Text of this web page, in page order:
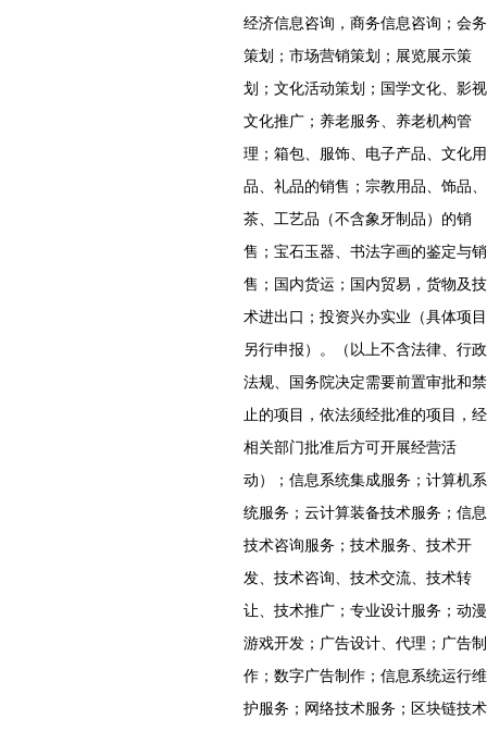
经济信息咨询，商务信息咨询；会务
策划；市场营销策划；展览展示策
划；文化活动策划；国学文化、影视
文化推广；养老服务、养老机构管
理；箱包、服饰、电子产品、文化用
品、礼品的销售；宗教用品、饰品、
茶、工艺品（不含象牙制品）的销
售；宝石玉器、书法字画的鉴定与销
售；国内货运；国内贸易，货物及技
术进出口；投资兴办实业（具体项目
另行申报）。（以上不含法律、行政
法规、国务院决定需要前置审批和禁
止的项目，依法须经批准的项目，经
相关部门批准后方可开展经营活
动）；信息系统集成服务；计算机系
统服务；云计算装备技术服务；信息
技术咨询服务；技术服务、技术开
发、技术咨询、技术交流、技术转
让、技术推广；专业设计服务；动漫
游戏开发；广告设计、代理；广告制
作；数字广告制作；信息系统运行维
护服务；网络技术服务；区块链技术